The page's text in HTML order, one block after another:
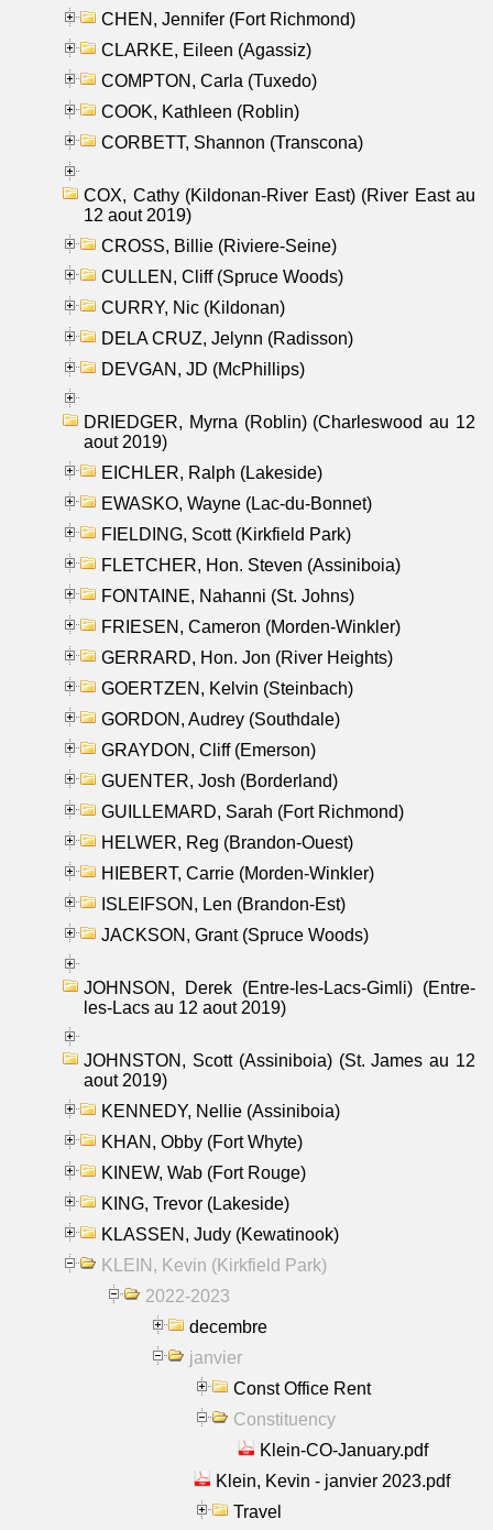
CHEN, Jennifer (Fort Richmond)
CLARKE, Eileen (Agassiz)
COMPTON, Carla (Tuxedo)
COOK, Kathleen (Roblin)
CORBETT, Shannon (Transcona)
COX, Cathy (Kildonan-River East) (River East au
12 aout 2019)
CROSS, Billie (Riviere-Seine)
CULLEN, Cliff (Spruce Woods)
CURRY, Nic (Kildonan)
DELA CRUZ, Jelynn (Radisson)
DEVGAN, JD (McPhillips)
DRIEDGER, Myrna (Roblin) (Charleswood au 12
aout 2019)
EICHLER, Ralph (Lakeside)
EWASKO, Wayne (Lac-du-Bonnet)
FIELDING, Scott (Kirkfield Park)
FLETCHER, Hon. Steven (Assiniboia)
FONTAINE, Nahanni (St. Johns)
FRIESEN, Cameron (Morden-Winkler)
GERRARD, Hon. Jon (River Heights)
GOERTZEN, Kelvin (Steinbach)
GORDON, Audrey (Southdale)
GRAYDON, Cliff (Emerson)
GUENTER, Josh (Borderland)
GUILLEMARD, Sarah (Fort Richmond)
HELWER, Reg (Brandon-Ouest)
HIEBERT, Carrie (Morden-Winkler)
ISLEIFSON, Len (Brandon-Est)
JACKSON, Grant (Spruce Woods)
JOHNSON, Derek (Entre-les-Lacs-Gimli) (Entre-
les-Lacs au 12 aout 2019)
JOHNSTON, Scott (Assiniboia) (St. James au 12
aout 2019)
KENNEDY, Nellie (Assiniboia)
KHAN, Obby (Fort Whyte)
KINEW, Wab (Fort Rouge)
KING, Trevor (Lakeside)
KLASSEN, Judy (Kewatinook)
KLEIN, Kevin (Kirkfield Park)
2022-2023
decembre
janvier
Const Office Rent
Constituency
Klein-CO-January.pdf
Klein, Kevin - janvier 2023.pdf
Travel